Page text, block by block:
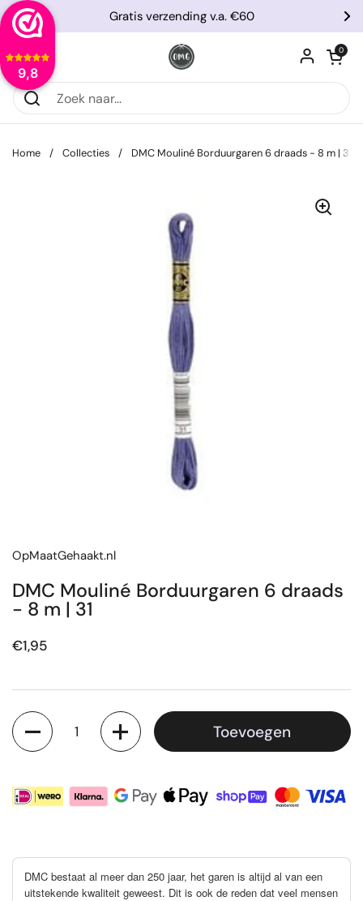
9,8
Ga naar content
Vorige
Gratis verzending v.a. €60
Menu openen
0
Home / Collecties / DMC Mouliné Borduurgaren 6 draads - 8 m | 31
OpMaatGehaakt.nl
DMC Mouliné Borduurgaren 6 draads
- 8 m | 31
Prijs:
€1,95
Aantal
Toevoegen
DMC bestaat al meer dan 250 jaar, het garen is altijd al van een
uitstekende kwaliteit geweest. Dit is ook de reden dat veel mensen